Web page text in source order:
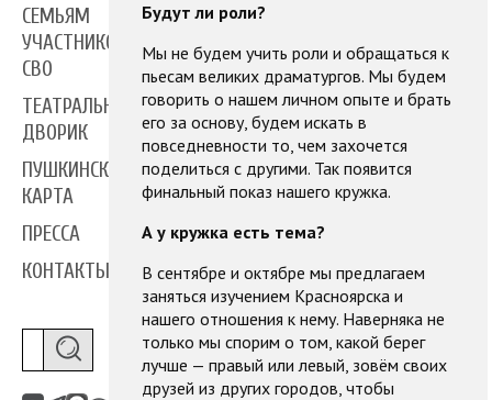
СЕМЬЯМ
УЧАСТНИКОВ
СВО
ТЕАТРАЛЬНЫЙ
ДВОРИК
ПУШКИНСКАЯ
КАРТА
ПРЕССА
КОНТАКТЫ
Будут ли роли?
Мы не будем учить роли и обращаться к
пьесам великих драматургов. Мы будем
говорить о нашем личном опыте и брать
его за основу, будем искать в
повседневности то, чем захочется
поделиться с другими. Так появится
финальный показ нашего кружка.
А у кружка есть тема?
В сентябре и октябре мы предлагаем
заняться изучением Красноярска и
нашего отношения к нему. Наверняка не
только мы спорим о том, какой берег
лучше — правый или левый, зовём своих
друзей из других городов, чтобы